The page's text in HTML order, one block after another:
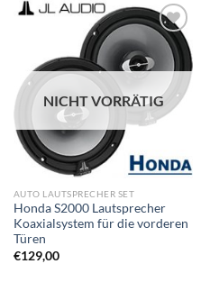
Wunschliste
hinzufügen
NICHT VORRÄTIG
AUTO LAUTSPRECHER SET
Honda S2000 Lautsprecher
Koaxialsystem für die vorderen
Türen
€129,00